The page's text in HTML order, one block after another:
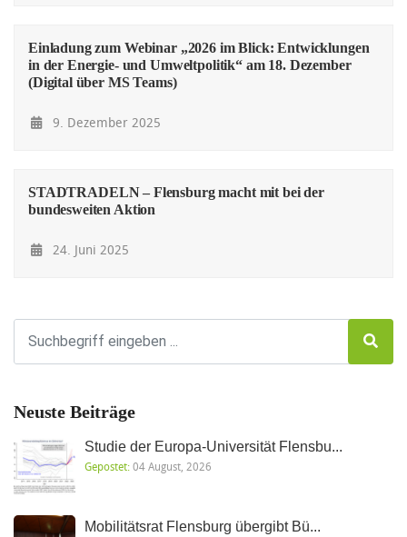
Einladung zum Webinar „2026 im Blick: Entwicklungen
in der Energie- und Umweltpolitik“ am 18. Dezember
(Digital über MS Teams)
9. Dezember 2025
STADTRADELN – Flensburg macht mit bei der
bundesweiten Aktion
24. Juni 2025
Neuste Beiträge
Studie der Europa-Universität Flensbu...
Gepostet:04 August, 2026
Mobilitätsrat Flensburg übergibt Bü...